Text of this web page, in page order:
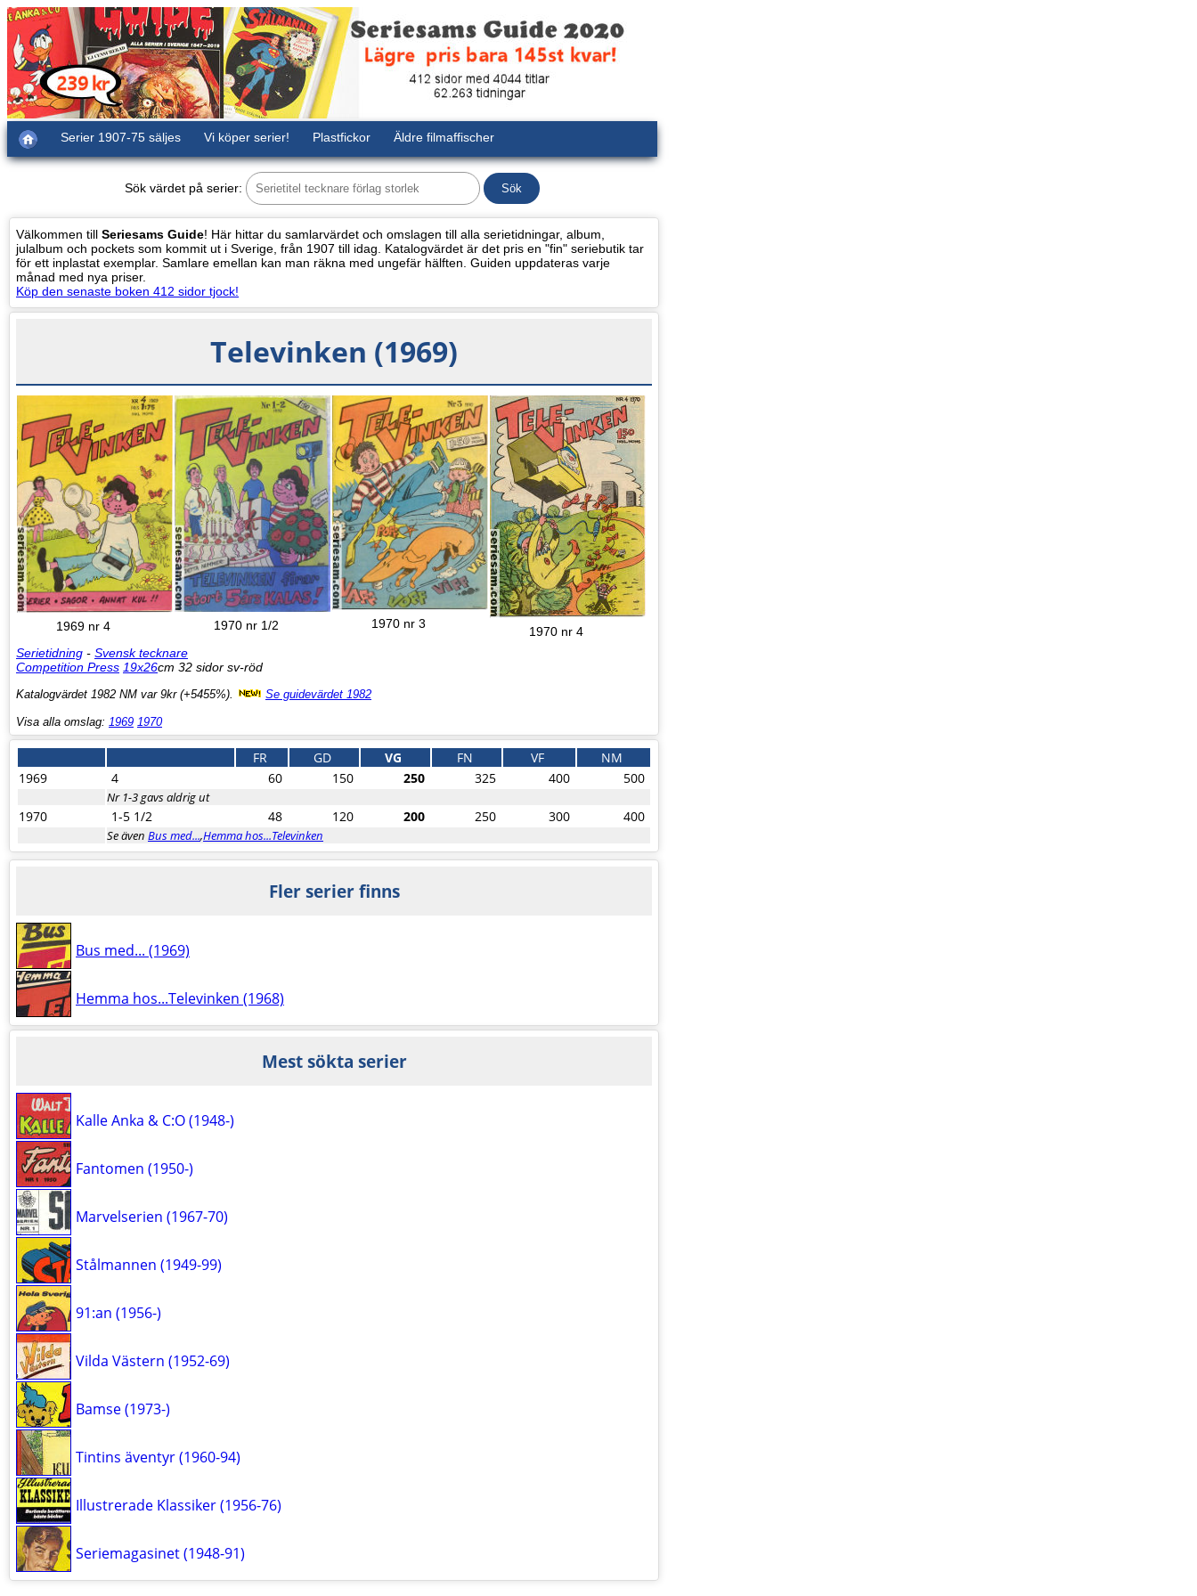
Serier 1907-75 säljes Vi köper serier! Plastfickor Äldre filmaffischer
Sök värdet på serier:
Välkommen till Seriesams Guide! Här hittar du samlarvärdet och omslagen till alla serietidningar, album,
julalbum och pockets som kommit ut i Sverige, från 1907 till idag. Katalogvärdet är det pris en "fin" seriebutik tar
för ett inplastat exemplar. Samlare emellan kan man räkna med ungefär hälften. Guiden uppdateras varje
månad med nya priser.
Köp den senaste boken 412 sidor tjock!
Televinken (1969)
1969 nr 4 1970 nr 1/2 1970 nr 3
1970 nr 4
Serietidning - Svensk tecknare
Competition Press 19x26cm 32 sidor sv-röd
Katalogvärdet 1982 NM var 9kr (+5455%). Se guidevärdet 1982
Visa alla omslag: 1969 1970
FR GD VG FN VF
NM
1969
4 60 150 250 325 400 500
Nr 1-3 gavs aldrig ut
1970 1-5 1/2 48 120 200 250 300 400
Se även Bus med...,Hemma hos...Televinken
Fler serier finns
Bus med... (1969)
Hemma hos...Televinken (1968)
Mest sökta serier
Kalle Anka & C:O (1948-)
Fantomen (1950-)
Marvelserien (1967-70)
Stålmannen (1949-99)
91:an (1956-)
Vilda Västern (1952-69)
Bamse (1973-)
Tintins äventyr (1960-94)
Illustrerade Klassiker (1956-76)
Seriemagasinet (1948-91)